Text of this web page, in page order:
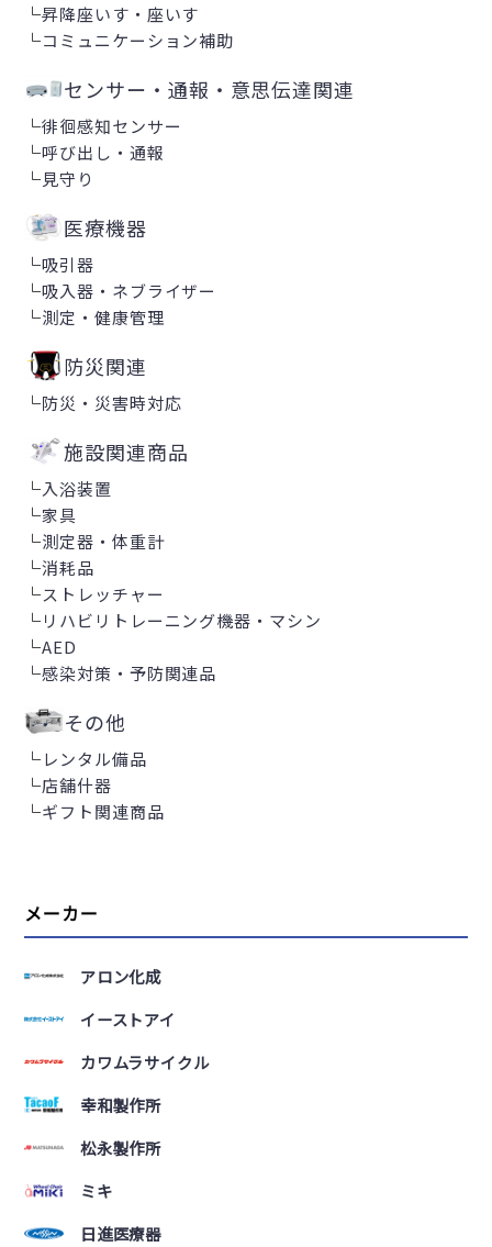
└昇降座いす・座いす
└コミュニケーション補助
センサー・通報・意思伝達関連
└徘徊感知センサー
└呼び出し・通報
└見守り
医療機器
└吸引器
└吸入器・ネブライザー
└測定・健康管理
防災関連
└防災・災害時対応
施設関連商品
└入浴装置
└家具
└測定器・体重計
└消耗品
└ストレッチャー
└リハビリトレーニング機器・マシン
└AED
└感染対策・予防関連品
その他
└レンタル備品
└店舗什器
└ギフト関連商品
メーカー
アロン化成
イーストアイ
カワムラサイクル
幸和製作所
松永製作所
ミキ
日進医療器